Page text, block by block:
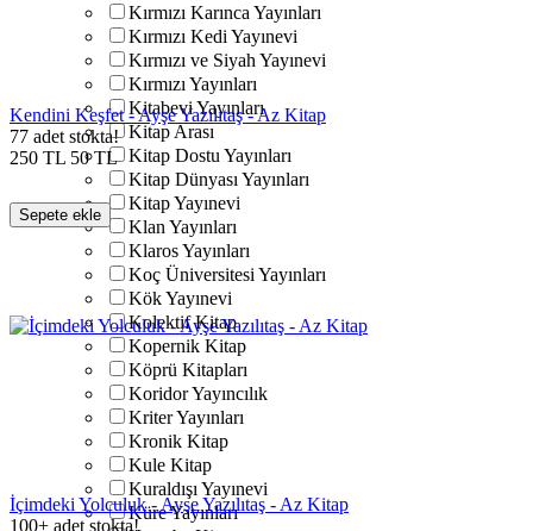
Kırmızı Karınca Yayınları
Kırmızı Kedi Yayınevi
Kırmızı ve Siyah Yayınevi
Kırmızı Yayınları
Kitabevi Yayınları
Kitap Arası
Kitap Dostu Yayınları
Kitap Dünyası Yayınları
Kitap Yayınevi
Klan Yayınları
Klaros Yayınları
Koç Üniversitesi Yayınları
Kök Yayınevi
Kolektif Kitap
Kopernik Kitap
Köprü Kitapları
Koridor Yayıncılık
Kriter Yayınları
Kronik Kitap
Kule Kitap
Kuraldışı Yayınevi
Küre Yayınları
Kendini Keşfet - Ayşe Yazılıtaş - Az Kitap
77 adet stokta!
250 TL 50 TL
Sepete ekle
İçimdeki Yolculuk - Ayşe Yazılıtaş - Az Kitap
100+ adet stokta!